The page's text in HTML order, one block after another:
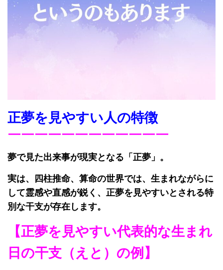
正夢を見やすい人の特徴
￣￣￣￣￣￣￣￣￣￣￣￣
夢で見た出来事が現実となる「正夢」。
実は、四柱推命、算命の世界では、生まれながらに
して霊感や直感が鋭く、正夢を見やすいとされる特
別な干支が存在します。
【正夢を見やすい代表的な生まれ
日の干支（えと）の例】